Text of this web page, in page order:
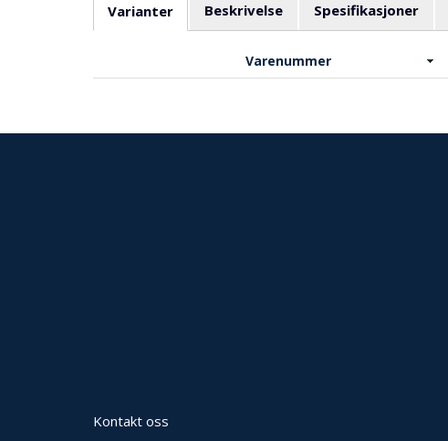
Varianter Beskrivelse Spesifikasjoner
Varenummer
Kontakt oss